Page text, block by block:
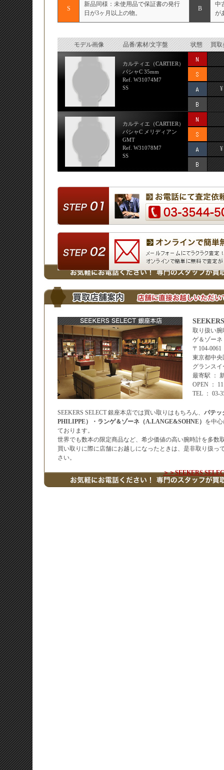
S
新品同様：未使用品で保証書の発行
日が3ヶ月以上の物。
B
中
が
モデル画像 品番/素材/文字盤 状態 買取
カルティエ（CARTIER）
パシャC 35mm
Ref. W31074M7
SS
¥
カルティエ（CARTIER）
パシャC メリディアン
GMT
Ref. W31078M7
SS
¥
取り扱い
ゲ＆ゾー
〒104-0061
東京都中央
グランス
最寄駅 ：
OPEN ：
TEL ： 03-
SEEKERS SELECT 銀座本店では買い取りはもちろん、 パテッ
PHILIPPE）・ランゲ＆ゾーネ（A.LANGE&SOHNE） を中
ております。
世界でも数本の限定商品など、希少価値の高い腕時計を多数
買い取りに際に店舗にお越しになったときは、是非取り扱っ
さい。
＞＞SEEKERS